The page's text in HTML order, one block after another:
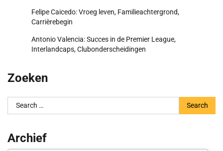
Felipe Caicedo: Vroeg leven, Familieachtergrond,
Carrièrebegin
Antonio Valencia: Succes in de Premier League,
Interlandcaps, Clubonderscheidingen
Zoeken
Search
for:
Archief